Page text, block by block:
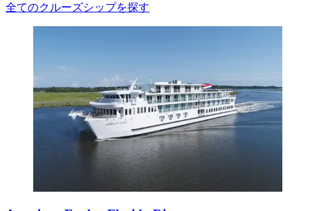
全てのクルーズシップを探す